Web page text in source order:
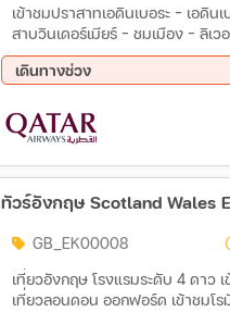
เข้าชมปราสาทเอดินเบอระ - เอดินเบอระ - นิวคาซเซิ้ล - ชมถนนปริ๊นซ์ - ล่องเรือชมความสวยงามทะเล
สาบวินเดอร์เมียร์ - ชมเมือง - ลิเวอร์พูล - นิวคาสเซิ้ล - ยอร์ค - ลีดส์ - แมนเชสเตอร์ - ชมเมือง
ยอร์ค - หมู่บ้านไบบูรี - คาร์ดิฟ - เข้าชมฟาร์มปลาเทราท์ - เบอร์ตัน ออน เดอะ วอเตอร์ - เก็บภาพ
เดินทางช่วง
ทัวร์อังกฤษ Scotland Wales
GB_EK00008
เที่ยวอังกฤษ โรงแรมระดับ 4 ดาว เข้าชมปราสาทเอดินเบิร์ก เข้าชมสโตนเฮนจ์ ล่องเรือแม่น้ำเทมส์
เที่ยวลอนดอน ออกฟอร์